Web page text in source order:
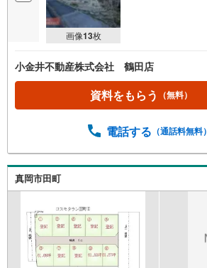
画像13枚
小金井不動産株式会社 鶴田店
資料をもらう （無料）
電話する （通話料無料）
真岡市田町